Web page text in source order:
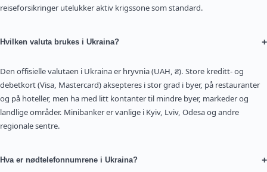
reiseforsikringer utelukker aktiv krigssone som standard.
Hvilken valuta brukes i Ukraina? +
Den offisielle valutaen i Ukraina er hryvnia (UAH, ₴). Store kreditt- og
debetkort (Visa, Mastercard) aksepteres i stor grad i byer, på restauranter
og på hoteller, men ha med litt kontanter til mindre byer, markeder og
landlige områder. Minibanker er vanlige i Kyiv, Lviv, Odesa og andre
regionale sentre.
Hva er nødtelefonnumrene i Ukraina? +